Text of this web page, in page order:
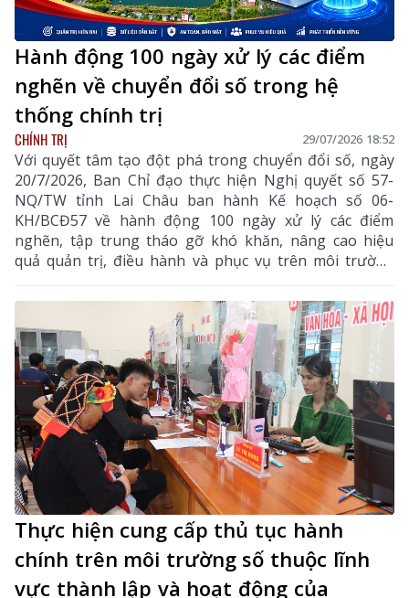
Hành động 100 ngày xử lý các điểm
nghẽn về chuyển đổi số trong hệ
thống chính trị
CHÍNH TRỊ 29/07/2026 18:52
Với quyết tâm tạo đột phá trong chuyển đổi số, ngày
20/7/2026, Ban Chỉ đạo thực hiện Nghị quyết số 57-
NQ/TW tỉnh Lai Châu ban hành Kế hoạch số 06-
KH/BCĐ57 về hành động 100 ngày xử lý các điểm
nghẽn, tập trung tháo gỡ khó khăn, nâng cao hiệu
quả quản trị, điều hành và phục vụ trên môi trường
số.
Thực hiện cung cấp thủ tục hành
chính trên môi trường số thuộc lĩnh
vực thành lập và hoạt động của